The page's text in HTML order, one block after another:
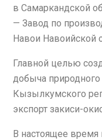
в Самаркандской
— Завод по
Навои Навоийской
Главной целью
добыча природного
Кызылкумского
экспорт закиси-
В настоящее время